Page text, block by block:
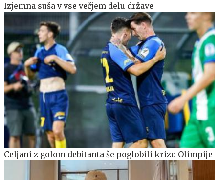
Izjemna suša v vse večjem delu države
Celjani z golom debitanta še poglobili krizo Olimpije